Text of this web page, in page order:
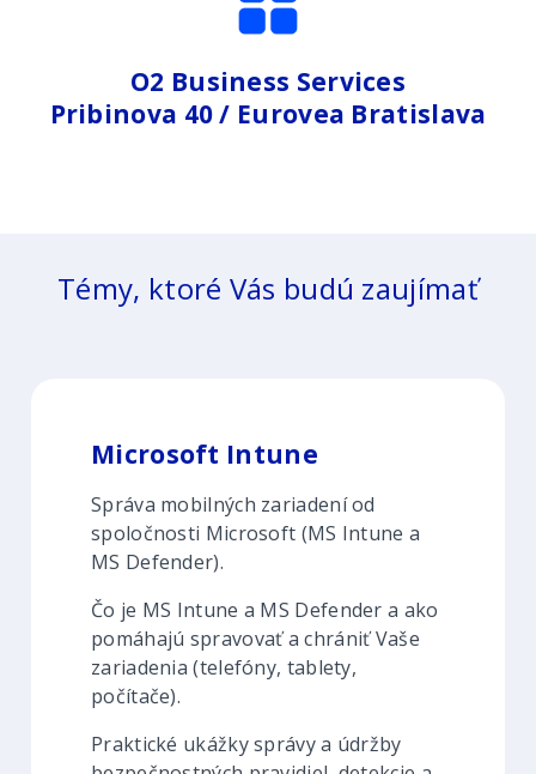
O2 Business Services
Pribinova 40 / Eurovea Bratislava
Témy, ktoré Vás budú zaujímať
Microsoft Intune
Správa mobilných zariadení od
spoločnosti Microsoft (MS Intune a
MS Defender).
Čo je MS Intune a MS Defender a ako
pomáhajú spravovať a chrániť Vaše
zariadenia (telefóny, tablety,
počítače).
Praktické ukážky správy a údržby